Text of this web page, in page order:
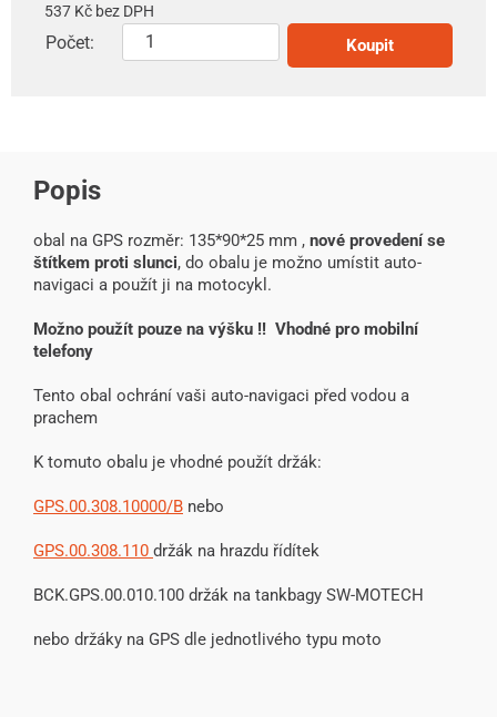
537 Kč bez DPH
Počet: Koupit
Popis
obal na GPS rozměr: 135*90*25 mm , nové provedení se
štítkem proti slunci, do obalu je možno umístit auto-
navigaci a použít ji na motocykl.
Možno použít pouze na výšku !! Vhodné pro mobilní
telefony
Tento obal ochrání vaši auto-navigaci před vodou a
prachem
K tomuto obalu je vhodné použít držák:
GPS.00.308.10000/B nebo
GPS.00.308.110 držák na hrazdu řídítek
BCK.GPS.00.010.100 držák na tankbagy SW-MOTECH
nebo držáky na GPS dle jednotlivého typu moto